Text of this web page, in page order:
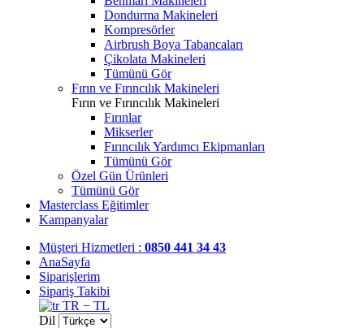
Dondurma Makineleri
Kompresörler
Airbrush Boya Tabancaları
Çikolata Makineleri
Tümünü Gör
Fırın ve Fırıncılık Makineleri
Fırın ve Fırıncılık Makineleri
Fırınlar
Mikserler
Fırıncılık Yardımcı Ekipmanları
Tümünü Gör
Özel Gün Ürünleri
Tümünü Gör
Masterclass Eğitimler
Kampanyalar
Müşteri Hizmetleri : 0850 441 34 43
AnaSayfa
Siparişlerim
Sipariş Takibi
TR − TL
Dil